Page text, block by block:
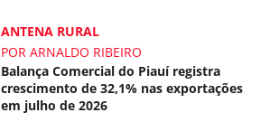
ANTENA RURAL
POR ARNALDO RIBEIRO
Balança Comercial do Piauí registra
crescimento de 32,1% nas exportações
em julho de 2026